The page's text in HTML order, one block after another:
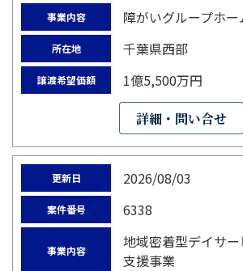
事業内容 障がいグループホ
所在地 千葉県西部
譲渡希望価額 1億5,500万円
詳細・問い合せ
更新日 2026/08/03
案件番号 6338
事業内容
地域密着型デイサ
支援事業